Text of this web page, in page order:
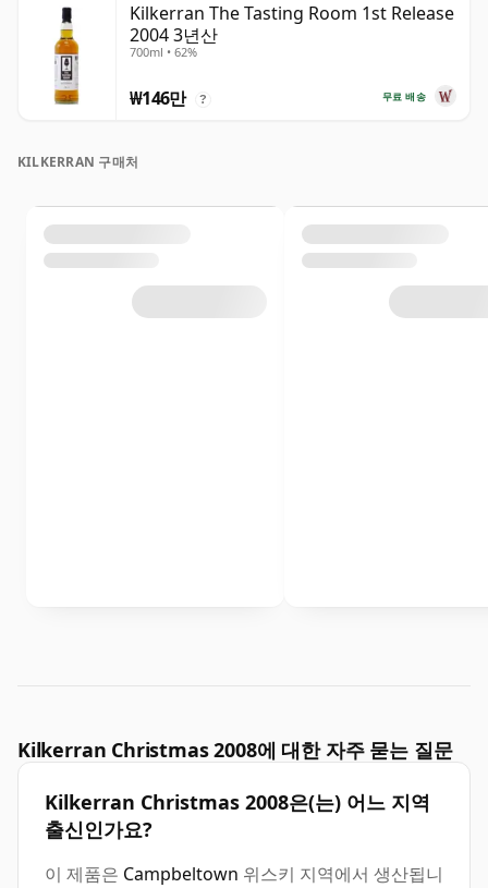
Kilkerran The Tasting Room 1st Release
2004 3년산
700ml • 62%
무료 배송
₩146만 ?
KILKERRAN 구매처
Kilkerran Christmas 2008에 대한 자주 묻는 질문
Kilkerran Christmas 2008은(는) 어느 지역
출신인가요?
이 제품은 Campbeltown 위스키 지역에서 생산됩니